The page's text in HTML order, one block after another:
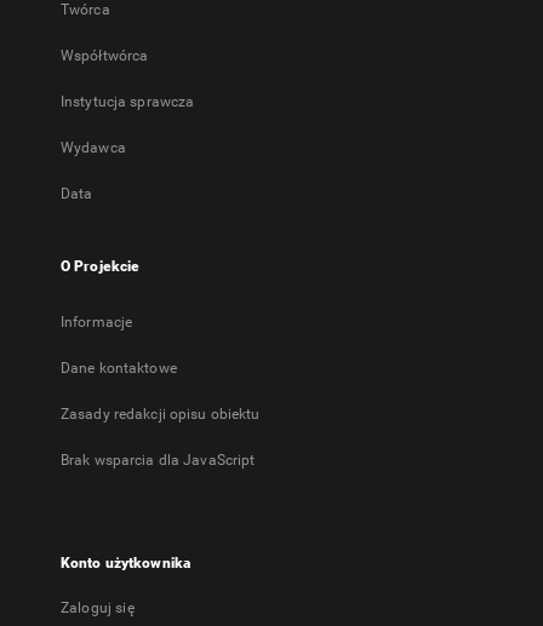
Twórca
Współtwórca
Instytucja sprawcza
Wydawca
Data
O Projekcie
Informacje
Dane kontaktowe
Zasady redakcji opisu obiektu
Brak wsparcia dla JavaScript
Konto użytkownika
Zaloguj się